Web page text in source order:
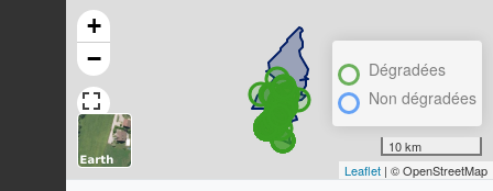
Ephippigère des vignes
Ephippiger diurnus
Dufour, 1841
observations
Dernière observation en2024
+
−
Dégradées
Non dégradées
10 km
Leaflet | © OpenStreetMap